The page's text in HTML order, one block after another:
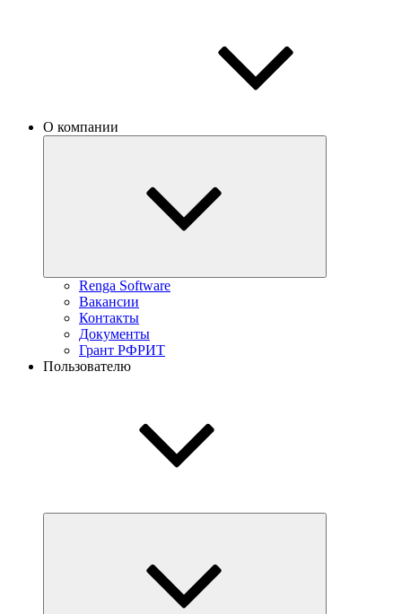
О компании
Renga Software
Вакансии
Контакты
Документы
Грант РФРИТ
Пользователю